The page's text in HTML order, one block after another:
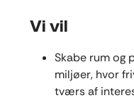
Vi vil
Skabe rum og
miljøer, hvor
tværs af